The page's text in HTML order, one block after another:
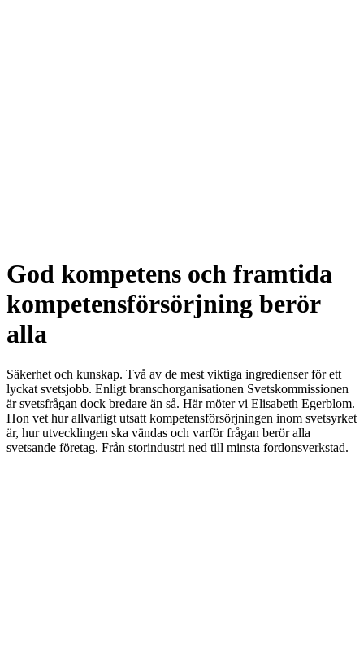
God kompetens och framtida
kompetensförsörjning berör
alla
Säkerhet och kunskap. Två av de mest viktiga ingredienser för ett
lyckat svetsjobb. Enligt branschorganisationen Svetskommissionen
är svetsfrågan dock bredare än så. Här möter vi Elisabeth Egerblom.
Hon vet hur allvarligt utsatt kompetensförsörjningen inom svetsyrket
är, hur utvecklingen ska vändas och varför frågan berör alla
svetsande företag. Från storindustri ned till minsta fordonsverkstad.